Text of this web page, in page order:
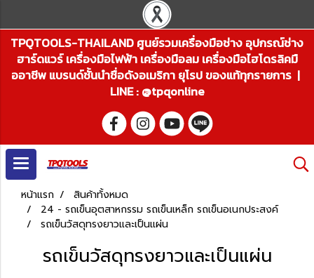
TPQTOOLS-THAILAND ศูนย์รวมเครื่องมือช่าง อุปกรณ์ช่าง
ฮาร์ดแวร์ เครื่องมือไฟฟ้า เครื่องมือลม เครื่องมือไฮโดรลิคมื
ออาชีพ แบรนด์ชั้นนำชื่อดังอเมริกา ยุโรป ของแท้ทุกรายการ |
LINE : @tpqonline
หน้าแรก
สินค้าทั้งหมด
24 - รถเข็นอุตสาหกรรม รถเข็นเหล็ก รถเข็นอเนกประสงค์
รถเข็นวัสดุทรงยาวและเป็นแผ่น
รถเข็นวัสดุทรงยาวและเป็นแผ่น